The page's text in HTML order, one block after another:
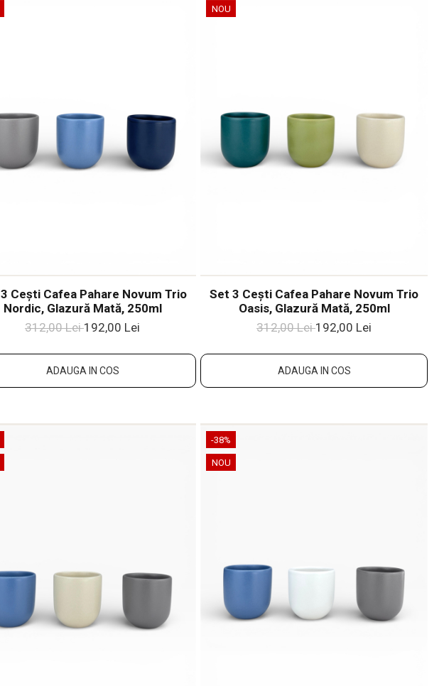
Cești Cafea Pahare Novum Trio
Nordic, Glazură Mată, 250ml
312,00 Lei192,00 Lei
ADAUGA IN COS
NOU
Set 3 Cești Cafea Pahare Novum Trio
Oasis, Glazură Mată, 250ml
312,00 Lei192,00 Lei
ADAUGA IN COS
-38%
NOU